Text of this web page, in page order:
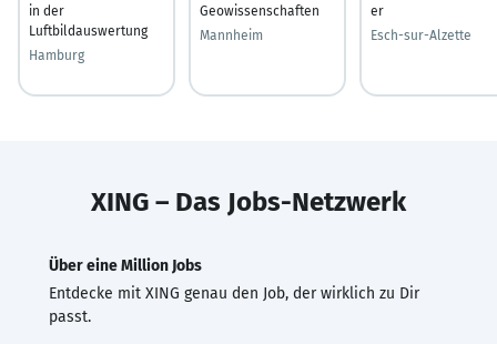
in der
Luftbildauswertung
Hamburg
Geowissenschaften
Mannheim
er
Esch-sur-Alzette
XING – Das Jobs-Netzwerk
Über eine Million Jobs
Entdecke mit XING genau den Job, der wirklich zu Dir
passt.